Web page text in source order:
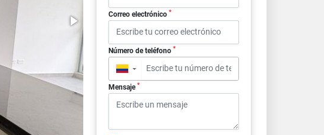
Correo electrónico *
Número de teléfono *
▼
Mensaje *